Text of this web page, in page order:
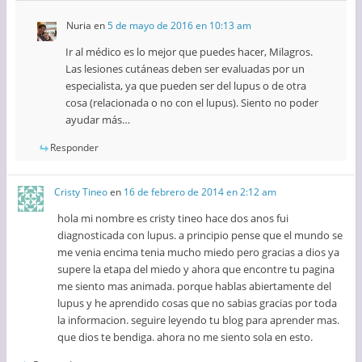
Nuria en5 de mayo de 2016 en 10:13 am
Ir al médico es lo mejor que puedes hacer, Milagros.
Las lesiones cutáneas deben ser evaluadas por un
especialista, ya que pueden ser del lupus o de otra
cosa (relacionada o no con el lupus). Siento no poder
ayudar más…
Responder
Cristy Tineoen 16 de febrero de 2014 en 2:12 am
hola mi nombre es cristy tineo hace dos anos fui
diagnosticada con lupus. a principio pense que el mundo se
me venia encima tenia mucho miedo pero gracias a dios ya
supere la etapa del miedo y ahora que encontre tu pagina
me siento mas animada. porque hablas abiertamente del
lupus y he aprendido cosas que no sabias gracias por toda
la informacion. seguire leyendo tu blog para aprender mas.
que dios te bendiga. ahora no me siento sola en esto.